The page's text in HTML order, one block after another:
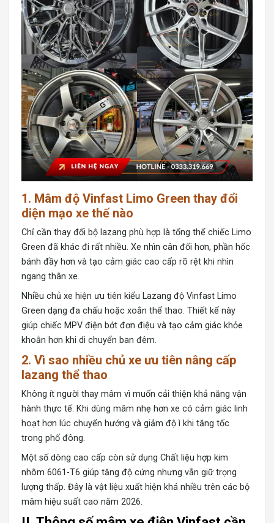
1. Mâm độ Vinfast Limo Green thay đổi
diện mạo xe thế nào
Chỉ cần thay đổi bộ lazang phù hợp là tổng thể chiếc Limo
Green đã khác đi rất nhiều. Xe nhìn cân đối hơn, phần hốc
bánh đầy hơn và tạo cảm giác cao cấp rõ rệt khi nhìn
ngang thân xe.
Nhiều chủ xe hiện ưu tiên kiểu Lazang độ Vinfast Limo
Green dạng đa chấu hoặc xoắn thể thao. Thiết kế này
giúp chiếc MPV điện bớt đơn điệu và tạo cảm giác khỏe
khoắn hơn khi di chuyển ban đêm.
2. Vì sao nhiều chủ xe ưu tiên nâng cấp
lazang thể thao
Không ít người thay mâm vì muốn cải thiện khả năng vận
hành thực tế. Khi dùng mâm nhẹ hơn xe có cảm giác linh
hoạt hơn lúc chuyển hướng và giảm độ ì khi tăng tốc
trong phố đông.
Một số dòng cao cấp còn sử dụng Chất liệu hợp kim
nhôm 6061-T6 giúp tăng độ cứng nhưng vẫn giữ trọng
lượng thấp. Đây là vật liệu xuất hiện khá nhiều trên các bộ
mâm hiệu suất cao năm 2026.